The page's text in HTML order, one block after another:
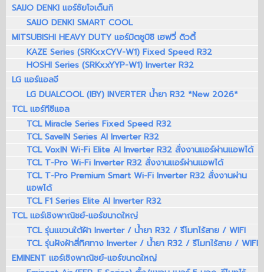
SAIJO DENKI แอร์ซัยโจเด็นกิ
SAIJO DENKI SMART COOL
MITSUBISHI HEAVY DUTY แอร์มิตซูบิชิ เฮฟวี่ ดิวตี้
KAZE Series (SRKxxCYV-W1) Fixed Speed R32
HOSHI Series (SRKxxYYP-W1) Inverter R32
LG แอร์แอลจี
LG DUALCOOL (IBY) INVERTER น้ำยา R32 *New 2026*
TCL แอร์ทีซีแอล
TCL Miracle Series Fixed Speed R32
TCL SaveIN Series AI Inverter R32
TCL VoxIN Wi-Fi Elite AI Inverter R32 สั่งงานแอร์ผ่านแอพได้
TCL T-Pro Wi-Fi Inverter R32 สั่งงานแอร์ผ่านแอพได้
TCL T-Pro Premium Smart Wi-Fi Inverter R32 สั่งงานผ่าน
แอพได้
TCL F1 Series Elite AI Inverter R32
TCL แอร์เชิงพาณิชย์-แอร์ขนาดใหญ่
TCL รุ่นแขวนใต้ฝ้า Inverter / น้ำยา R32 / รีโมทไร้สาย / WIFI
TCL รุ่นฝังฝ้าสี่ทิศทาง Inverter / น้ำยา R32 / รีโมทไร้สาย / WIFI
EMINENT แอร์เชิงพาณิชย์-แอร์ขนาดใหญ่